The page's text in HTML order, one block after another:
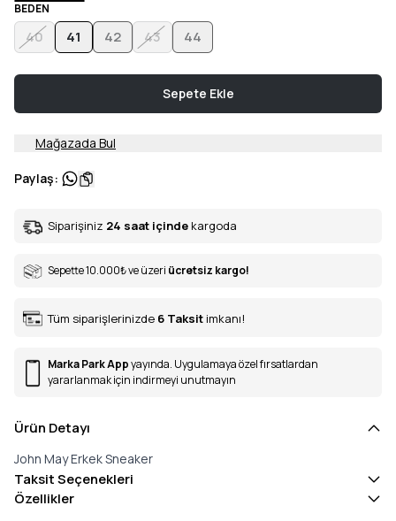
BEDEN
40 41 42 43 44
Sepete Ekle
Mağazada Bul
Paylaş:
Siparişiniz 24 saat içinde kargoda
Sepette 10.000₺ve üzeri ücretsiz kargo!
Tüm siparişlerinizde 6 Taksit imkanı!
Marka Park Appyayında. Uygulamaya özel fırsatlardan
yararlanmak için indirmeyi unutmayın
Ürün Detayı
John May Erkek Sneaker
Taksit Seçenekleri
Özellikler